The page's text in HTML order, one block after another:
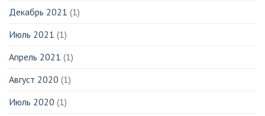
Декабрь 2021 (1)
Июль 2021 (1)
Апрель 2021 (1)
Август 2020 (1)
Июль 2020 (1)